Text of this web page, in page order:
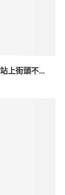
上街頭不...